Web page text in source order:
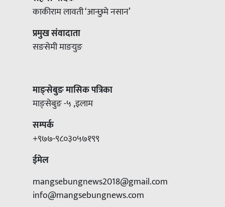
काकीराम लावती ‘आन्छुमे नसान’
प्रमुख संवादाता
सङसेमी माङयुङ
माङ्सेबुङ मासिक पत्रिका
माङ्सेबुङ -५ ,इलाम
सम्पर्क
+९७७-९८०३०५७१९९
ईमेल
mangsebungnews2018@gmail.com
info@mangsebungnews.com